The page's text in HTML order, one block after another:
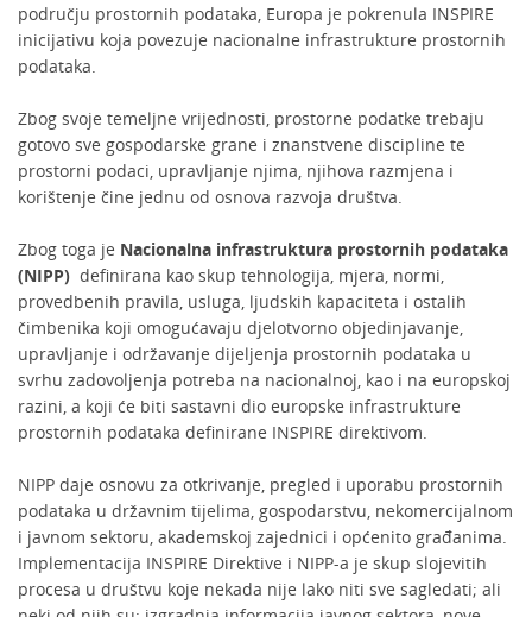
području prostornih podataka, Europa je pokrenula INSPIRE
inicijativu koja povezuje nacionalne infrastrukture prostornih
podataka.
Zbog svoje temeljne vrijednosti, prostorne podatke trebaju
gotovo sve gospodarske grane i znanstvene discipline te
prostorni podaci, upravljanje njima, njihova razmjena i
korištenje čine jednu od osnova razvoja društva.
Zbog toga je Nacionalna infrastruktura prostornih podataka
(NIPP) definirana kao skup tehnologija, mjera, normi,
provedbenih pravila, usluga, ljudskih kapaciteta i ostalih
čimbenika koji omogućavaju djelotvorno objedinjavanje,
upravljanje i održavanje dijeljenja prostornih podataka u
svrhu zadovoljenja potreba na nacionalnoj, kao i na europskoj
razini, a koji će biti sastavni dio europske infrastrukture
prostornih podataka definirane INSPIRE direktivom.
NIPP daje osnovu za otkrivanje, pregled i uporabu prostornih
podataka u državnim tijelima, gospodarstvu, nekomercijalnom
i javnom sektoru, akademskoj zajednici i općenito građanima.
Implementacija INSPIRE Direktive i NIPP-a je skup slojevitih
procesa u društvu koje nekada nije lako niti sve sagledati; ali